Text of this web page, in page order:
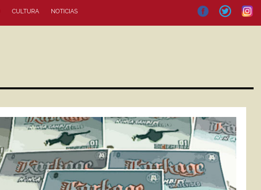
CULTURA NOTICIAS